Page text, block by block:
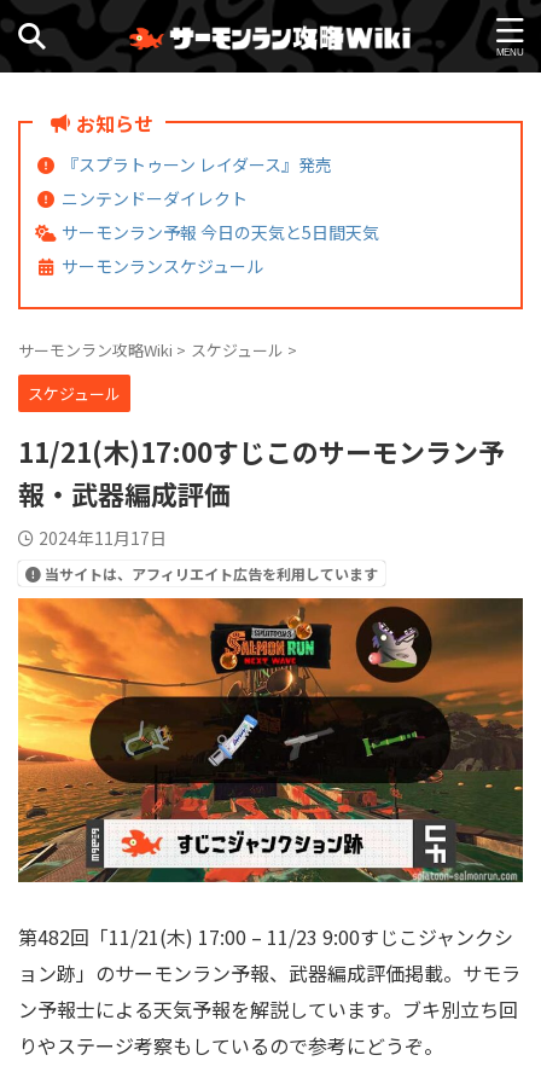
お知らせ
『スプラトゥーン レイダース』発売
ニンテンドーダイレクト
サーモンラン予報 今日の天気と5日間天気
サーモンランスケジュール
サーモンラン攻略Wiki > スケジュール >
スケジュール
11/21(木)17:00すじこのサーモンラン予
報・武器編成評価
2024年11月17日
当サイトは、アフィリエイト広告を利用しています
第482回「11/21(木) 17:00 – 11/23 9:00すじこジャンクシ
ョン跡」のサーモンラン予報、武器編成評価掲載。サモラ
ン予報士による天気予報を解説しています。ブキ別立ち回
りやステージ考察もしているので参考にどうぞ。